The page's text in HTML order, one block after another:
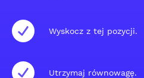
Wyskocz z tej pozycji.
Utrzymaj równowagę.